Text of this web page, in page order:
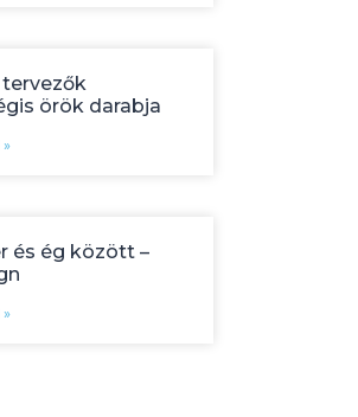
tervezők
örök darabja
»
és ég között –
»